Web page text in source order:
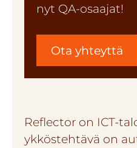
nyt QA-osaajat!
Ota yhteyttä
Reflector on ICT-
ykköstehtävä on